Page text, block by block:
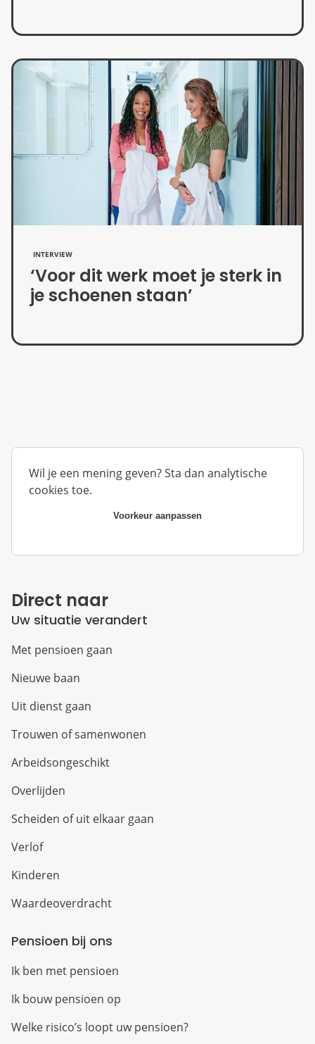
INTERVIEW
‘Voor dit werk moet je sterk in
je schoenen staan’
Wil je een mening geven? Sta dan analytische
cookies toe.
Voorkeur aanpassen
Direct naar
Uw situatie verandert
Met pensioen gaan
Nieuwe baan
Uit dienst gaan
Trouwen of samenwonen
Arbeidsongeschikt
Overlijden
Scheiden of uit elkaar gaan
Verlof
Kinderen
Waardeoverdracht
Pensioen bij ons
Ik ben met pensioen
Ik bouw pensioen op
Welke risico’s loopt uw pensioen?